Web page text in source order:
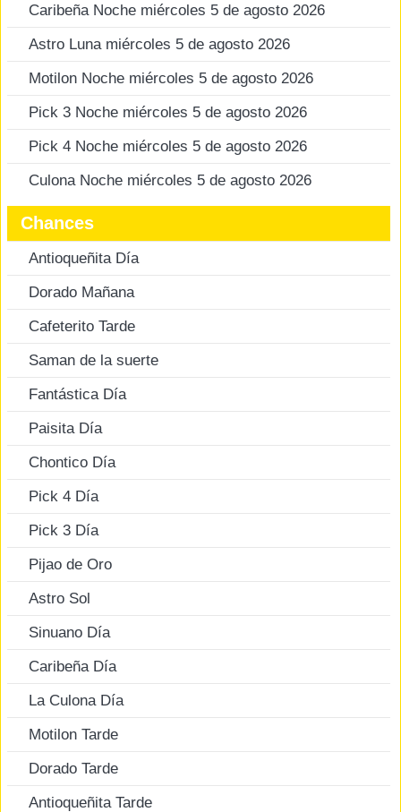
Caribeña Noche miércoles 5 de agosto 2026
Astro Luna miércoles 5 de agosto 2026
Motilon Noche miércoles 5 de agosto 2026
Pick 3 Noche miércoles 5 de agosto 2026
Pick 4 Noche miércoles 5 de agosto 2026
Culona Noche miércoles 5 de agosto 2026
Chances
Antioqueñita Día
Dorado Mañana
Cafeterito Tarde
Saman de la suerte
Fantástica Día
Paisita Día
Chontico Día
Pick 4 Día
Pick 3 Día
Pijao de Oro
Astro Sol
Sinuano Día
Caribeña Día
La Culona Día
Motilon Tarde
Dorado Tarde
Antioqueñita Tarde